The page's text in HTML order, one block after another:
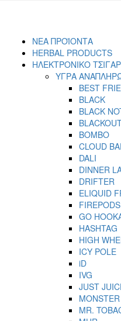
ΝΕΑ ΠΡΟΪΟΝΤΑ
HERBAL PRODUCTS
ΗΛΕΚΤΡΟΝΙΚΟ
ΥΓΡΑ
BEST
BLACK
BLACK
BOMBO
CLOUD
DALI
DINNER
DRIFTER
ELIQUID
FIREPODS
GO
HASHTAG
HIGH
ICY POLE
iD
IVG
JUST
MR.